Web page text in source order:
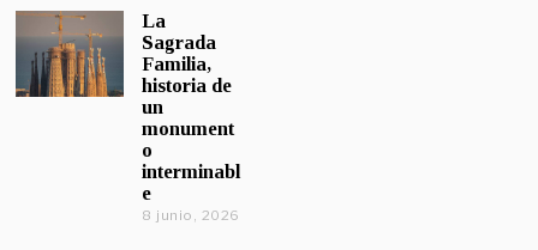
La
Sagrada
Familia,
historia de
un
monument
o
interminabl
e
8 junio, 2026